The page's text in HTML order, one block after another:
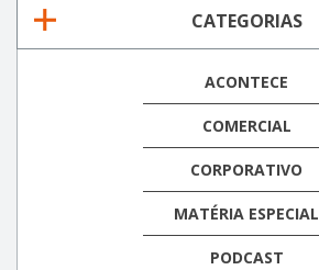
CATEGORIAS
ACONTECE
COMERCIAL
CORPORATIVO
MATÉRIA ESPECIAL
PODCAST